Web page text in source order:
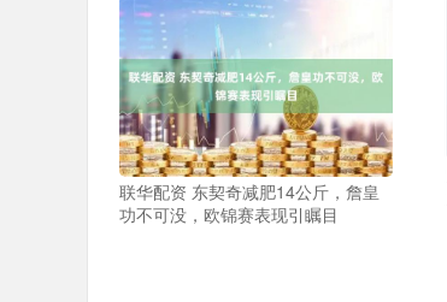
联华配资 东契奇减肥14公斤，詹皇
功不可没，欧锦赛表现引瞩目